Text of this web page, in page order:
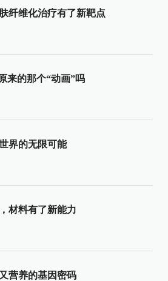
纤维化治疗有了新靶点
来的那个“动画”吗
界的无限可能
材料有了新能力
营养的基因密码